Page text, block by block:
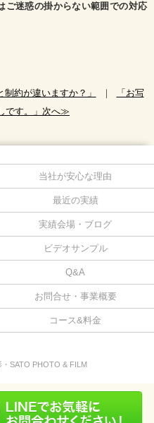
ご迷惑の掛からない範囲での対応
約が違いますか？」 ｜
「お写
です。」次へ≫
当社が安心な理由
最近の実績
実績会場・ブログ
ビデオサンプル
Q&A
お問合せ・事業概要
コース&料金
SATO PHOTO & FILM